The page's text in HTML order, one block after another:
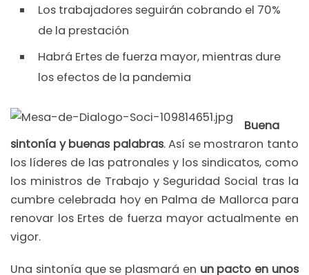
Los trabajadores seguirán cobrando el 70%
de la prestación
Habrá Ertes de fuerza mayor, mientras dure
los efectos de la pandemia
Buena
sintonía y buenas palabras. Así se mostraron tanto
los líderes de las patronales y los sindicatos, como
los ministros de Trabajo y Seguridad Social tras la
cumbre celebrada hoy en Palma de Mallorca para
renovar los Ertes de fuerza mayor actualmente en
vigor.
Una sintonía que se plasmará en un pacto en unos